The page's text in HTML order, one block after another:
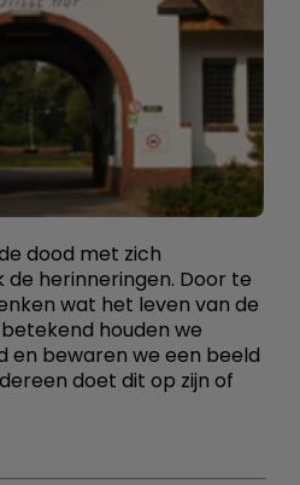
dood met zich
herinneringen. Door te
wat het leven van de
houden we
en bewaren we een beeld
doet dit op zijn of